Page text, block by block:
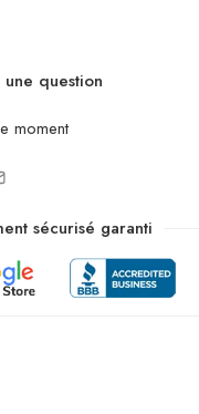
une question
moment
sécurisé garanti